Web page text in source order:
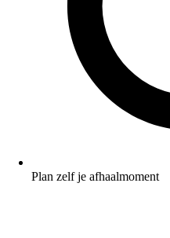
Plan zelf je afhaalmoment